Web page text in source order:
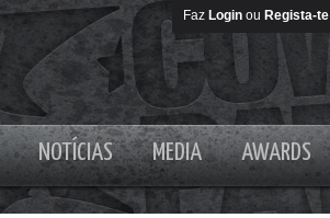
Faz Login ou Regista-te
NOTÍCIAS MEDIA AWARDS